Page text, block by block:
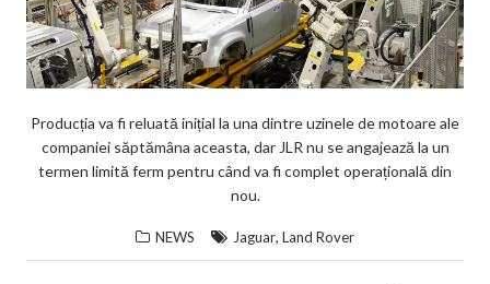
Producția va fi reluată inițial la una dintre uzinele de motoare ale
companiei săptămâna aceasta, dar JLR nu se angajează la un
termen limită ferm pentru când va fi complet operațională din
nou.
NEWS Jaguar, Land Rover